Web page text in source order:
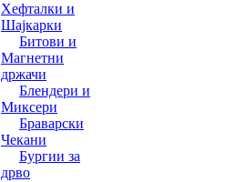
Хефталки и
Шајкарки
Битови и
Магнетни
држачи
Блендери и
Миксери
Браварски
Чекани
Бургии за
дрво